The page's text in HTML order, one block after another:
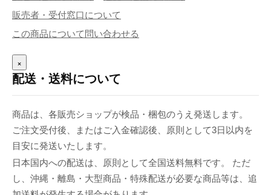
販売者・受付窓口について
この商品について問い合わせる
×
配送・送料について
商品は、各販売ショップが検品・梱包のうえ発送します。
ご注文受付後、またはご入金確認後、原則として3日以内を
目安に発送いたします。
日本国内への配送は、原則として全国送料無料です。 ただ
し、沖縄・離島・大型商品・特殊配送が必要な商品等は、追